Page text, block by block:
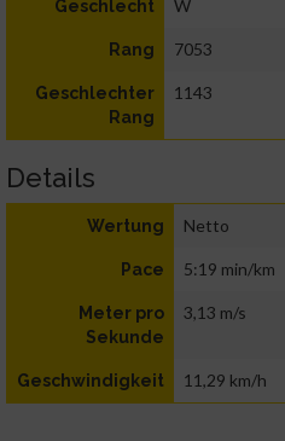
Geschlecht W
Rang 7053
Geschlechter
Rang
1143
Details
Wertung Netto
Pace 5:19 min/km
Meter pro
Sekunde
3,13 m/s
Geschwindigkeit 11,29 km/h